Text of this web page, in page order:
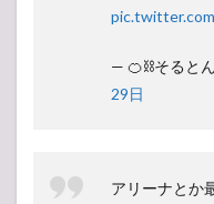
— 🍊⛓そると
29日
アリーナとか